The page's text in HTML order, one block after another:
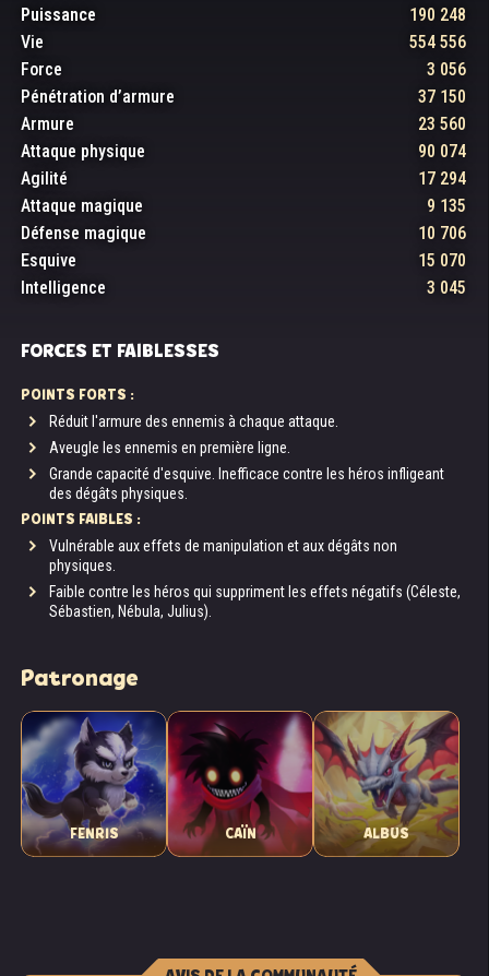
« Racaille bon à rien ! Tu n’es qu’un lâche sans
scrupules ! »
Puissance
190 248
Vie
554 556
Force
3 056
Pénétration d’armure
37 150
Armure
23 560
Attaque physique
90 074
Agilité
17 294
Attaque magique
9 135
Défense magique
10 706
Esquive
15 070
Intelligence
3 045
FORCES ET FAIBLESSES
POINTS FORTS :
Réduit l'armure des ennemis à chaque attaque.
Aveugle les ennemis en première ligne.
Grande capacité d'esquive. Inefficace contre les héros infligeant
des dégâts physiques.
POINTS FAIBLES :
Vulnérable aux effets de manipulation et aux dégâts non
physiques.
Faible contre les héros qui suppriment les effets négatifs (Céleste,
Sébastien, Nébula, Julius).
Patronage
FENRIS CAÏN ALBUS